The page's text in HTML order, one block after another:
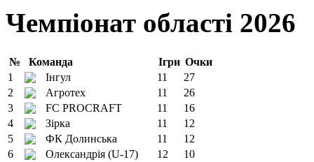
Чемпіонат області 2026
№ Команда Ігри Очки
1
Інгул 11
27
2
Агротех 11
26
3
FC PROCRAFT 11
16
4
Зірка 11
12
5
ФК Долинська 11
12
6
Олександрія (U-17) 12
10